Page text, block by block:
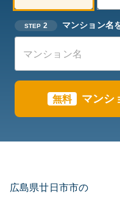
STEP 2 マンション名
無料 マンシ
広島県廿日市市の